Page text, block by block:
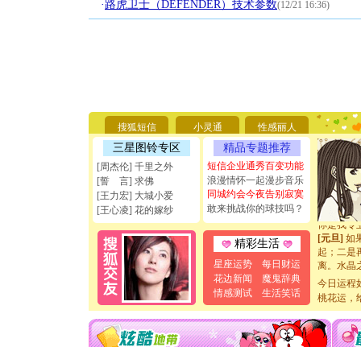
· 路虎卫士（DEFENDER）技术参数(12/21 16:36)
搜狐短信 小灵通 性感丽人
三星图铃专区
[周杰伦] 千里之外
[誓 言] 求佛
[王力宏] 大城小爱
[王心凌] 花的嫁纱
精品专题推荐
短信企业通秀百变功能
浪漫情怀一起漫步音乐
同城约会今夜告别寂寞
敢来挑战你的球技吗？
精彩生活
星座运势
每日财运
花边新闻
魔鬼辞典
情感测试
生活笑话
[圣诞节]
能正大光
天都要快
[圣诞节]
如意,快
[元旦]看
断电。爱
你是我专
[元旦]如
起；二是
离。水晶
[元旦]当
泣，这痛
卖了。水
[春节]风
颜！冬去
道一声
今日运程
桃花运，